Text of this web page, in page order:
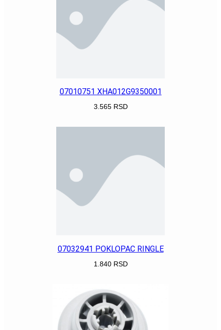
07010751 XHA012G9350001
3.565 RSD
07032941 POKLOPAC RINGLE
1.840 RSD